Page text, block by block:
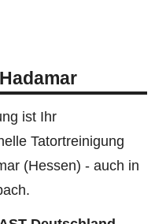
ist Ihr
Tatortreinigung
(Hessen) - auch in